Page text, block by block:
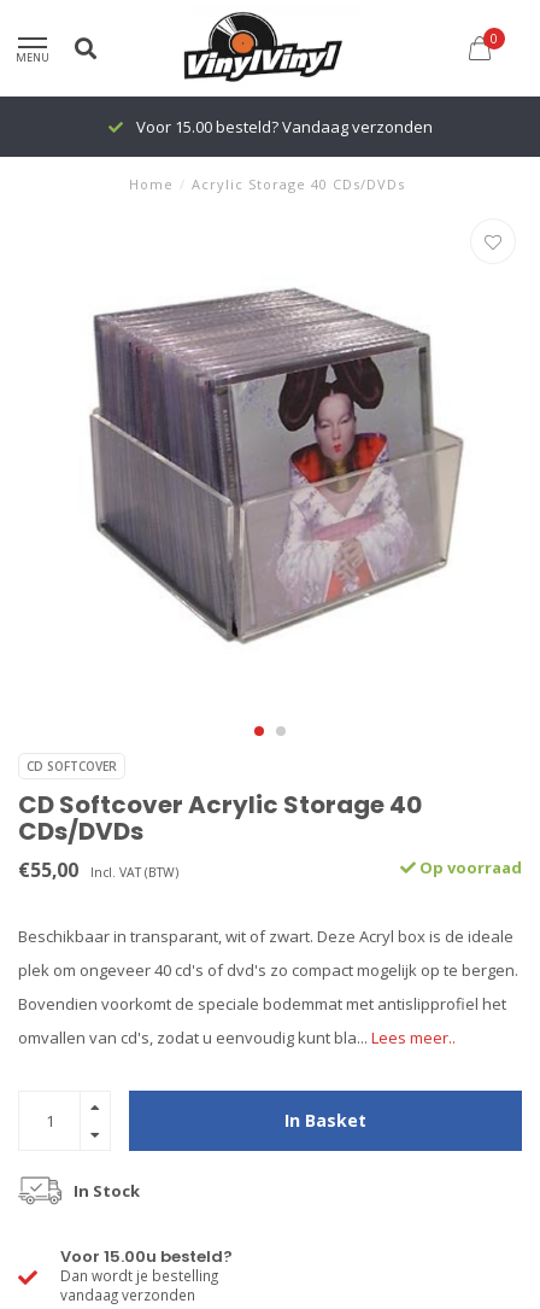
MENU
0
Voor 15.00 besteld? Vandaag verzonden
Home / Acrylic Storage 40 CDs/DVDs
CD SOFTCOVER
CD Softcover Acrylic Storage 40
CDs/DVDs
€55,00 Incl. VAT (BTW) Op voorraad
Beschikbaar in transparant, wit of zwart. Deze Acryl box is de ideale
plek om ongeveer 40 cd's of dvd's zo compact mogelijk op te bergen.
Bovendien voorkomt de speciale bodemmat met antislipprofiel het
omvallen van cd's, zodat u eenvoudig kunt bla... Lees meer..
In Basket
In Stock
Voor 15.00u besteld?
Dan wordt je bestelling
vandaag verzonden